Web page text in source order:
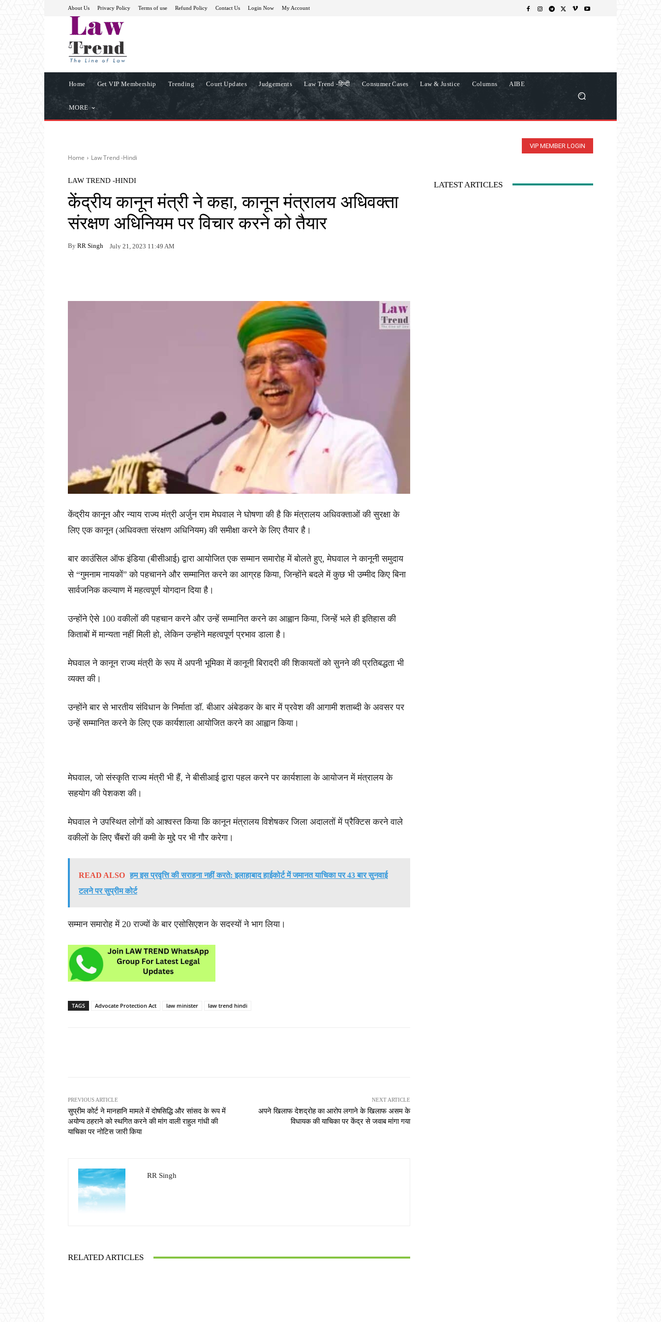
About Us Privacy Policy Terms of use Refund Policy Contact Us Login Now My Account
Home Get VIP Membership Trending Court Updates Judgements Law Trend -हिन्दी Consumer Cases Law & Justice Columns AIBE
MORE
VIP MEMBER LOGIN
Home Law Trend -Hindi
LAW TREND -HINDI
केंद्रीय कानून मंत्री ने कहा, कानून मंत्रालय अधिवक्ता
संरक्षण अधिनियम पर विचार करने को तैयार
By RR Singh July 21, 2023 11:49 AM
केंद्रीय कानून और न्याय राज्य मंत्री अर्जुन राम मेघवाल ने घोषणा की है कि मंत्रालय अधिवक्ताओं की सुरक्षा के
लिए एक कानून (अधिवक्ता संरक्षण अधिनियम) की समीक्षा करने के लिए तैयार है।
बार काउंसिल ऑफ इंडिया (बीसीआई) द्वारा आयोजित एक सम्मान समारोह में बोलते हुए, मेघवाल ने कानूनी समुदाय
से “गुमनाम नायकों” को पहचानने और सम्मानित करने का आग्रह किया, जिन्होंने बदले में कुछ भी उम्मीद किए बिना
सार्वजनिक कल्याण में महत्वपूर्ण योगदान दिया है।
उन्होंने ऐसे 100 वकीलों की पहचान करने और उन्हें सम्मानित करने का आह्वान किया, जिन्हें भले ही इतिहास की
किताबों में मान्यता नहीं मिली हो, लेकिन उन्होंने महत्वपूर्ण प्रभाव डाला है।
मेघवाल ने कानून राज्य मंत्री के रूप में अपनी भूमिका में कानूनी बिरादरी की शिकायतों को सुनने की प्रतिबद्धता भी
व्यक्त की।
उन्होंने बार से भारतीय संविधान के निर्माता डॉ. बीआर अंबेडकर के बार में प्रवेश की आगामी शताब्दी के अवसर पर
उन्हें सम्मानित करने के लिए एक कार्यशाला आयोजित करने का आह्वान किया।
मेघवाल, जो संस्कृति राज्य मंत्री भी हैं, ने बीसीआई द्वारा पहल करने पर कार्यशाला के आयोजन में मंत्रालय के
सहयोग की पेशकश की।
मेघवाल ने उपस्थित लोगों को आश्वस्त किया कि कानून मंत्रालय विशेषकर जिला अदालतों में प्रैक्टिस करने वाले
वकीलों के लिए चैंबरों की कमी के मुद्दे पर भी गौर करेगा।
READ ALSO हम इस प्रवृत्ति की सराहना नहीं करते: इलाहाबाद हाईकोर्ट में जमानत याचिका पर 43 बार सुनवाई
टलने पर सुप्रीम कोर्ट
सम्मान समारोह में 20 राज्यों के बार एसोसिएशन के सदस्यों ने भाग लिया।
TAGS Advocate Protection Act law minister law trend hindi
PREVIOUS ARTICLE
सुप्रीम कोर्ट ने मानहानि मामले में दोषसिद्धि और सांसद के रूप में
अयोग्य ठहराने को स्थगित करने की मांग वाली राहुल गांधी की
याचिका पर नोटिस जारी किया
NEXT ARTICLE
अपने खिलाफ देशद्रोह का आरोप लगाने के खिलाफ असम के
विधायक की याचिका पर केंद्र से जवाब मांगा गया
RR Singh
RELATED ARTICLES
LATEST ARTICLES